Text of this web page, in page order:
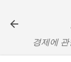
경제에